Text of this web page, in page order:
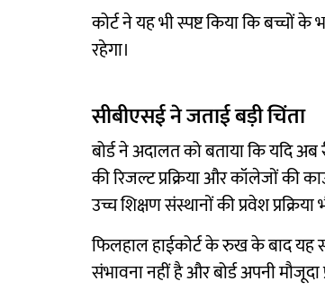
कोर्ट ने यह भी स्पष्ट किया कि बच्चों
रहेगा।
सीबीएसई ने जताई बड़ी चिंता
बोर्ड ने अदालत को बताया कि यदि
की रिजल्ट प्रक्रिया और कॉलेजों की
उच्च शिक्षण संस्थानों की प्रवेश
फिलहाल हाईकोर्ट के रुख के बाद यह
संभावना नहीं है और बोर्ड अपनी